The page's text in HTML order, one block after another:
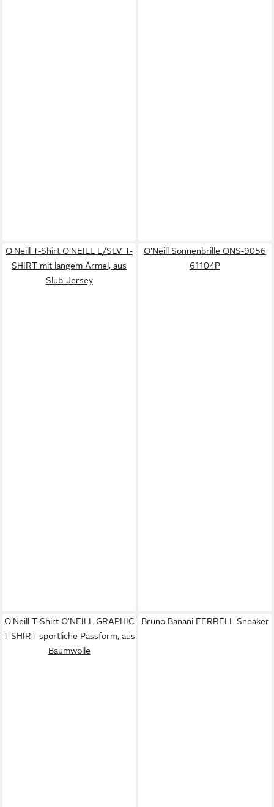
O'Neill T-Shirt O'NEILL L/SLV T-
SHIRT mit langem Ärmel, aus
Slub-Jersey
O'Neill Sonnenbrille ONS-9056
61104P
O'Neill T-Shirt O'NEILL GRAPHIC
T-SHIRT sportliche Passform, aus
Baumwolle
Bruno Banani FERRELL Sneaker